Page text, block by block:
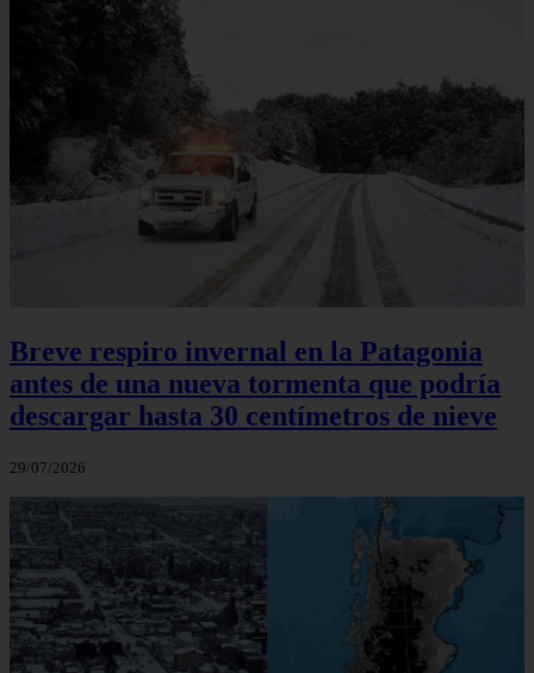
Breve respiro invernal en la Patagonia
antes de una nueva tormenta que podría
descargar hasta 30 centímetros de nieve
29/07/2026